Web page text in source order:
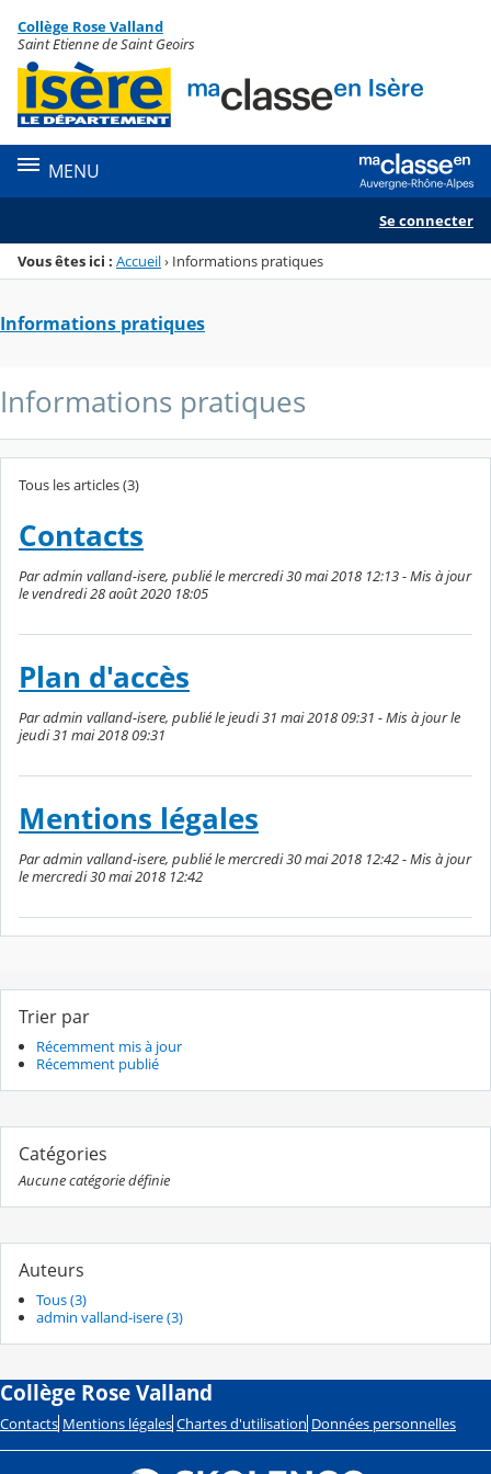
Menu de la rubrique
Contenu
Collège Rose Valland
Saint Etienne de Saint Geoirs
MENU
Se connecter
Vous êtes ici : Accueil› Informations pratiques
Informations pratiques
Informations pratiques
Tous les articles (3)
Contacts
Par admin valland-isere, publié le mercredi 30 mai 2018 12:13 - Mis à jour
le vendredi 28 août 2020 18:05
Plan d'accès
Par admin valland-isere, publié le jeudi 31 mai 2018 09:31 - Mis à jour le
jeudi 31 mai 2018 09:31
Mentions légales
Par admin valland-isere, publié le mercredi 30 mai 2018 12:42 - Mis à jour
le mercredi 30 mai 2018 12:42
Trier par
Récemment mis à jour
Récemment publié
Catégories
Aucune catégorie définie
Auteurs
Tous (3)
admin valland-isere (3)
Collège Rose Valland
Contacts Mentions légales Chartes d'utilisation Données personnelles